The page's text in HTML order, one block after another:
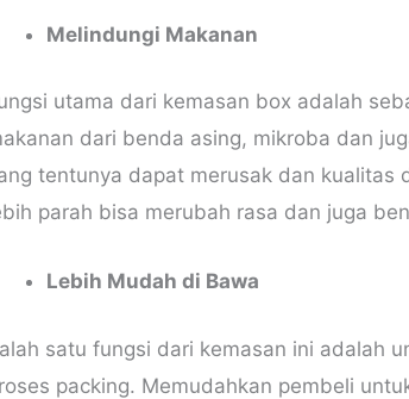
Melindungi Makanan
utama dari kemasan box adalah
dari benda asing, mikroba dan
tentunya dapat merusak dan kualitas
parah bisa merubah rasa dan juga
Lebih Mudah di Bawa
satu fungsi dari kemasan ini adalah
packing. Memudahkan pembeli